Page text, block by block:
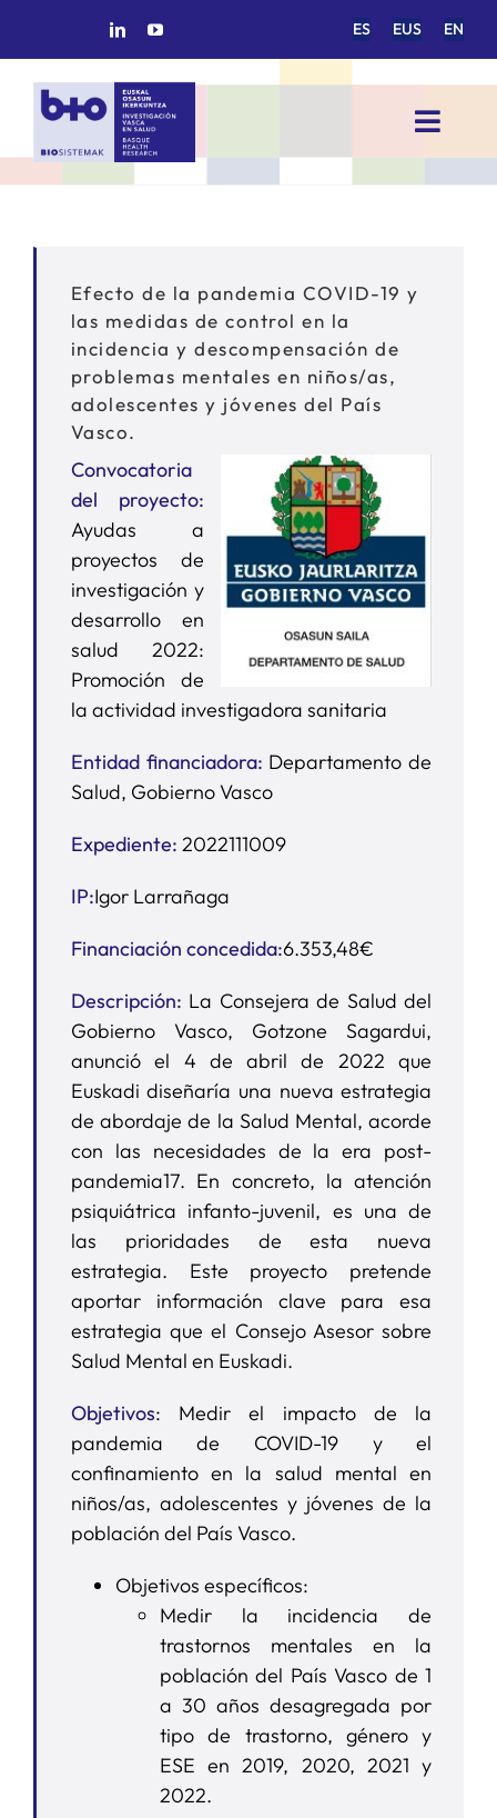
ES EUS EN
Toggle
INICIO
ÁREAS DE INVESTIGACIÓN
GRUPOS DE INVESTIGACIÓN
PROYECTOS/COLABORACIONES
APOYO I+D+I
NOTICIAS
Efecto de la pandemia COVID-19 y
las medidas de control en la
incidencia y descompensación de
problemas mentales en niños/as,
adolescentes y jóvenes del País
Vasco.
Convocatoria
del proyecto:
Ayudas a
proyectos de
investigación y
desarrollo en
salud 2022:
Promoción de
la actividad investigadora sanitaria
Entidad financiadora: Departamento de
Salud, Gobierno Vasco
Expediente: 2022111009
IP:Igor Larrañaga
Financiación concedida:6.353,48€
Descripción: La Consejera de Salud del
Gobierno Vasco, Gotzone Sagardui,
anunció el 4 de abril de 2022 que
Euskadi diseñaría una nueva estrategia
de abordaje de la Salud Mental, acorde
con las necesidades de la era post-
pandemia17. En concreto, la atención
psiquiátrica infanto-juvenil, es una de
las prioridades de esta nueva
estrategia. Este proyecto pretende
aportar información clave para esa
estrategia que el Consejo Asesor sobre
Salud Mental en Euskadi.
Objetivos: Medir el impacto de la
pandemia de COVID-19 y el
confinamiento en la salud mental en
niños/as, adolescentes y jóvenes de la
población del País Vasco.
Objetivos específicos:
Medir la incidencia de
trastornos mentales en la
población del País Vasco de 1
a 30 años desagregada por
tipo de trastorno, género y
ESE en 2019, 2020, 2021 y
2022.